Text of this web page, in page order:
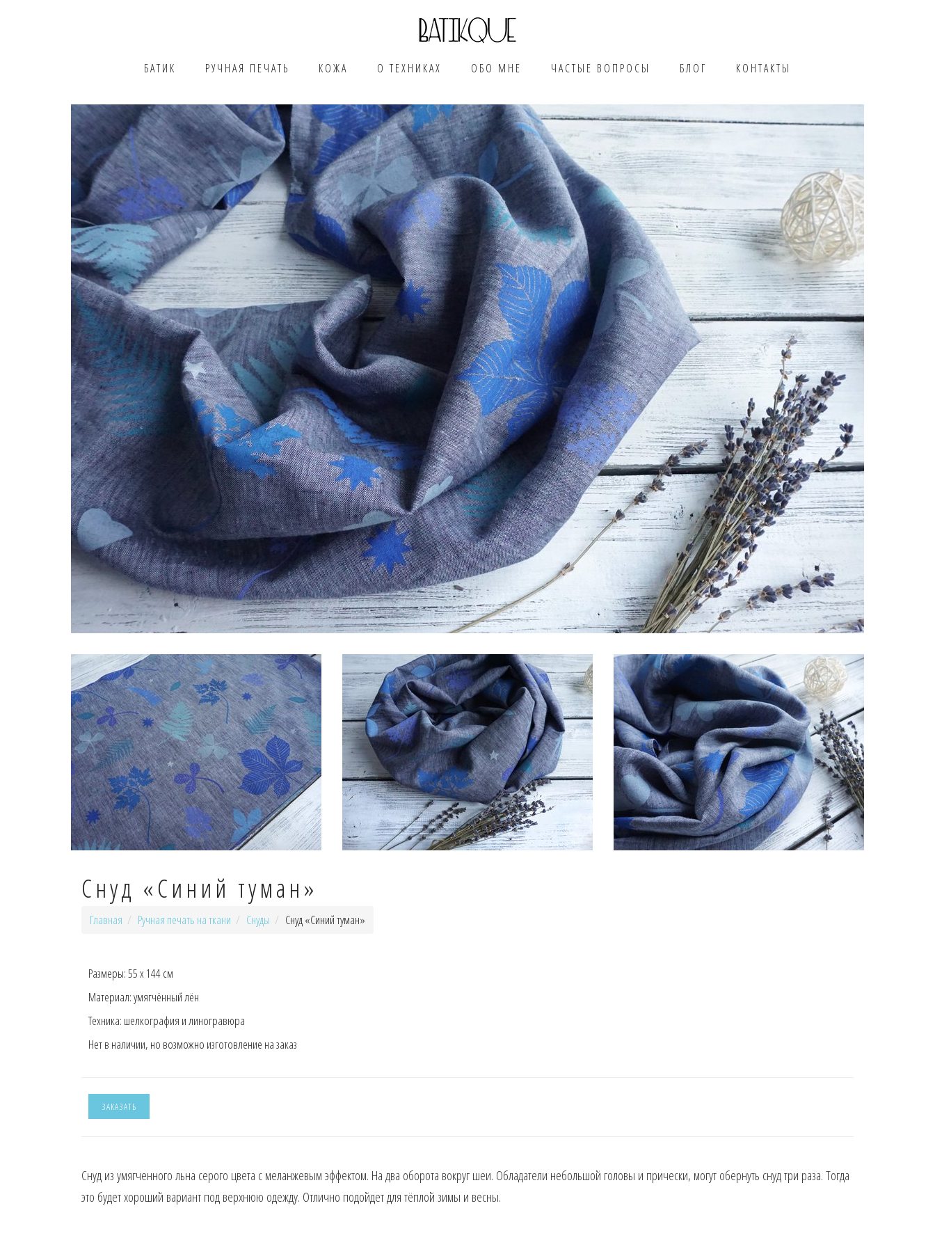
БАТИК РУЧНАЯ ПЕЧАТЬ КОЖА О ТЕХНИКАХ ОБО МНЕ ЧАСТЫЕ ВОПРОСЫ БЛОГ КОНТАКТЫ
Снуд «Синий туман»
Главная Ручная печать на ткани Снуды Снуд «Синий туман»
Размеры:55 х 144 см
Материал:умягчённый лён
Техника: шелкография и линогравюра
Нет в наличии, но возможно изготовление на заказ
ЗАКАЗАТЬ
Снуд из умягченного льна серого цвета с меланжевым эффектом. На два оборота вокруг шеи. Обладатели небольшой головы и прически, могут обернуть снуд три раза. Тогда
это будет хороший вариант под верхнюю одежду. Отлично подойдет для тёплой зимы и весны.